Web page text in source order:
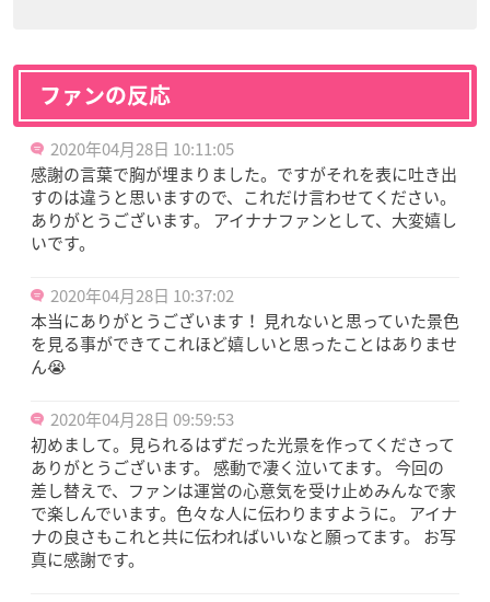
ファンの反応
2020年04月28日 10:11:05
感謝の言葉で胸が埋まりました。ですがそれを表に吐き出
すのは違うと思いますので、これだけ言わせてください。
ありがとうございます。 アイナナファンとして、大変嬉し
いです。
2020年04月28日 10:37:02
本当にありがとうございます！ 見れないと思っていた景色
を見る事ができてこれほど嬉しいと思ったことはありませ
ん😭
2020年04月28日 09:59:53
初めまして。見られるはずだった光景を作ってくださって
ありがとうございます。 感動で凄く泣いてます。 今回の
差し替えで、ファンは運営の心意気を受け止めみんなで家
で楽しんでいます。色々な人に伝わりますように。 アイナ
ナの良さもこれと共に伝わればいいなと願ってます。 お写
真に感謝です。